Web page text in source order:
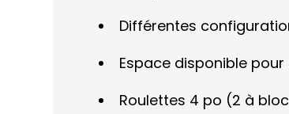
Différentes
Espace disponible
Roulettes 4 po (2 à